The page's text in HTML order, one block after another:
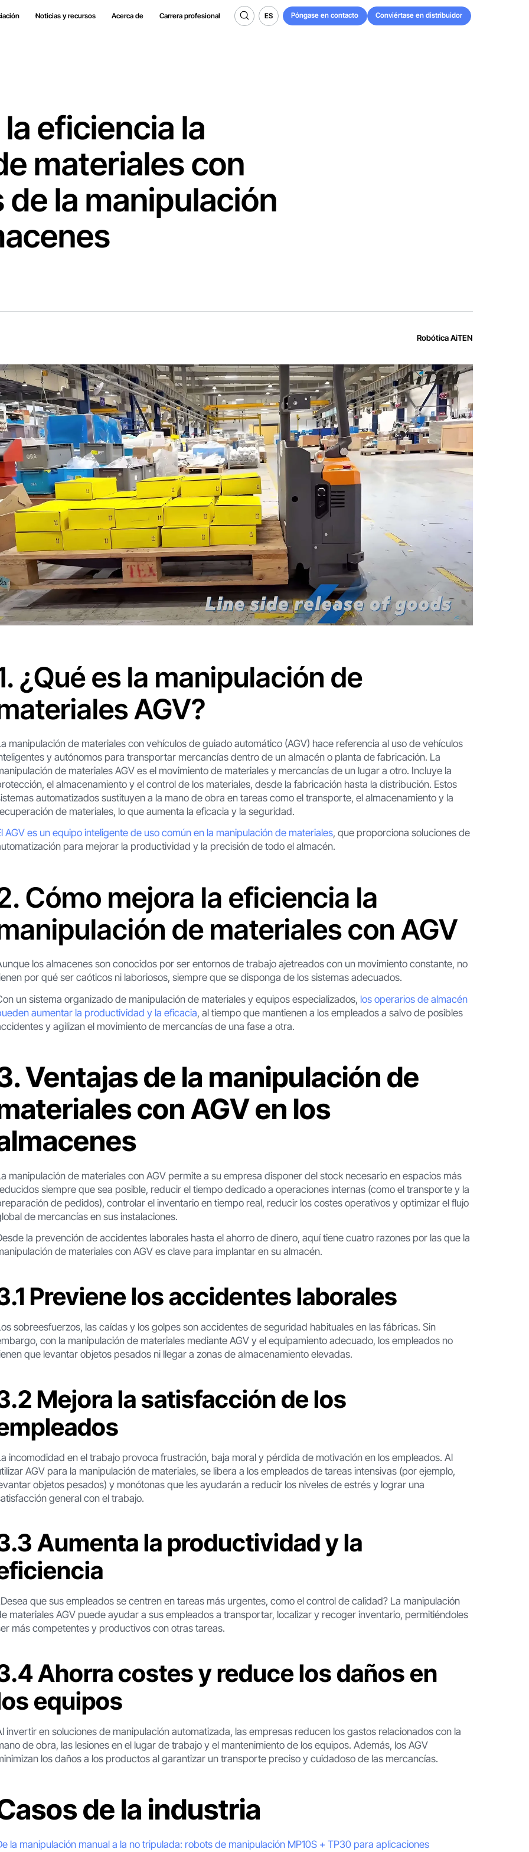
Noticias y recursos Acerca de Carrera profesional
ES
ES
Póngase en contacto
Póngase en contacto
Conviértase en distribuidor
Conviértase en distribuidor
eficiencia la
materiales con
de la manipulación
Robótica AiTEN
¿Qué es la manipulación de
AGV?
manipulación de materiales con vehículos de guiado automático (AGV) hace referencia al uso de vehículos
y autónomos para transportar mercancías dentro de un almacén o planta de fabricación. La
de materiales AGV es el movimiento de materiales y mercancías de un lugar a otro. Incluye la
el almacenamiento y el control de los materiales, desde la fabricación hasta la distribución. Estos
automatizados sustituyen a la mano de obra en tareas como el transporte, el almacenamiento y la
de materiales, lo que aumenta la eficacia y la seguridad.
AGV es un equipo inteligente de uso común en la manipulación de materiales, que proporciona soluciones de
para mejorar la productividad y la precisión de todo el almacén.
Cómo mejora la eficiencia la
de materiales con AGV
los almacenes son conocidos por ser entornos de trabajo ajetreados con un movimiento constante, no
por qué ser caóticos ni laboriosos, siempre que se disponga de los sistemas adecuados.
un sistema organizado de manipulación de materiales y equipos especializados, los operarios de almacén
aumentar la productividad y la eficacia, al tiempo que mantienen a los empleados a salvo de posibles
y agilizan el movimiento de mercancías de una fase a otra.
Ventajas de la manipulación de
con AGV en los
manipulación de materiales con AGV permite a su empresa disponer del stock necesario en espacios más
siempre que sea posible, reducir el tiempo dedicado a operaciones internas (como el transporte y la
de pedidos), controlar el inventario en tiempo real, reducir los costes operativos y optimizar el flujo
de mercancías en sus instalaciones.
la prevención de accidentes laborales hasta el ahorro de dinero, aquí tiene cuatro razones por las que la
de materiales con AGV es clave para implantar en su almacén.
Previene los accidentes laborales
sobreesfuerzos, las caídas y los golpes son accidentes de seguridad habituales en las fábricas. Sin
con la manipulación de materiales mediante AGV y el equipamiento adecuado, los empleados no
que levantar objetos pesados ni llegar a zonas de almacenamiento elevadas.
Mejora la satisfacción de los
incomodidad en el trabajo provoca frustración, baja moral y pérdida de motivación en los empleados. Al
AGV para la manipulación de materiales, se libera a los empleados de tareas intensivas (por ejemplo,
objetos pesados) y monótonas que les ayudarán a reducir los niveles de estrés y lograr una
general con el trabajo.
Aumenta la productividad y la
que sus empleados se centren en tareas más urgentes, como el control de calidad? La manipulación
materiales AGV puede ayudar a sus empleados a transportar, localizar y recoger inventario, permitiéndoles
más competentes y productivos con otras tareas.
Ahorra costes y reduce los daños en
equipos
invertir en soluciones de manipulación automatizada, las empresas reducen los gastos relacionados con la
de obra, las lesiones en el lugar de trabajo y el mantenimiento de los equipos. Además, los AGV
los daños a los productos al garantizar un transporte preciso y cuidadoso de las mercancías.
de la industria
la manipulación manual a la no tripulada: robots de manipulación MP10S + TP30 para aplicaciones